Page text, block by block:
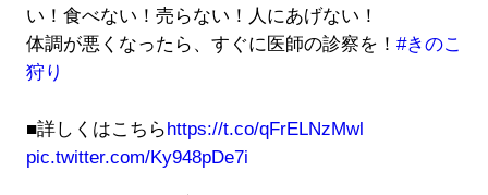
い！食べない！売らない！人にあげない！
体調が悪くなったら、すぐに医師の診察を！ #きのこ
狩り
■詳しくはこちら https://t.co/qFrELNzMwl
pic.twitter.com/Ky948pDe7i